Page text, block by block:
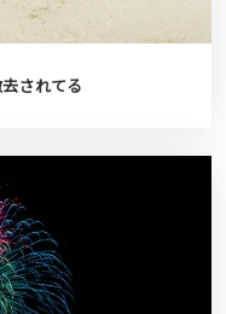
されてる